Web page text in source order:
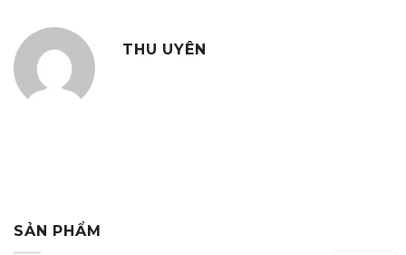
THU UYÊN
SẢN PHẨM